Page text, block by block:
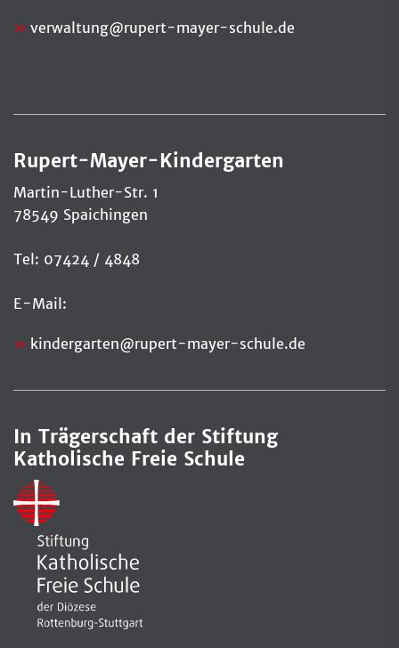
verwaltung@rupert-mayer-schule.de
Rupert-Mayer-Kindergarten
Martin-Luther-Str. 1
78549 Spaichingen
Tel: 07424 / 4848
E-Mail:
kindergarten@rupert-mayer-schule.de
In Trägerschaft der Stiftung
Katholische Freie Schule